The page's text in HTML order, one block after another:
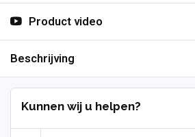
Product video
Beschrijving
Kunnen wij u helpen?